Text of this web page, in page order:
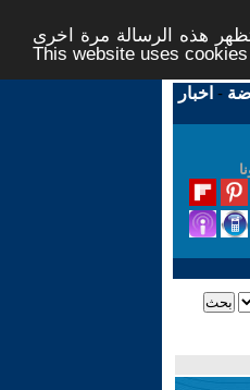
هذه الرسالة مرة اخرى -
This website uses
- اخبار